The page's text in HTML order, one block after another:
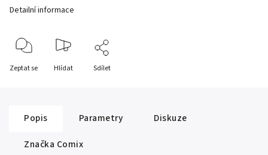
Detailní informace
Zeptat se Hlídat Sdílet
Popis Parametry
Diskuze
Značka Comix